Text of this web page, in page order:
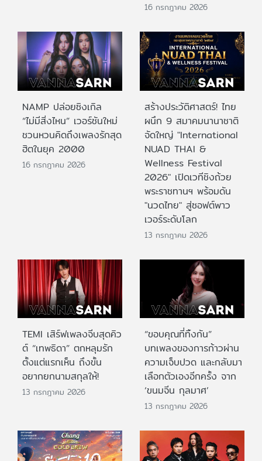
16 กรกฎาคม 2026
NAMP ปล่อยซิงเกิล
“ไม่มีสิ่งไหน” เวอร์ชันใหม่
ชวนหวนคิดถึงเพลงรักสุด
ฮิตในยุค 2000
16 กรกฎาคม 2026
สร้างประวัติศาสตร์! ไทย
ผนึก 9 สมาคมนานาชาติ
จัดใหญ่ "International
NUAD THAI &
Wellness Festival
2026" เปิดเวทีชิงถ้วย
พระราชทานฯ พร้อมดัน
"นวดไทย" สู่ซอฟต์พาว
เวอร์ระดับโลก
13 กรกฎาคม 2026
TEMI เสิร์ฟเพลงจีบสุดคิว
ต์ “เทพธิดา” ตกหลุมรัก
ตั้งแต่แรกเห็น ถึงขั้น
อยากยกนามสกุลให้!
13 กรกฎาคม 2026
“ขอบคุณที่ทิ้งกัน”
บทเพลงของการก้าวผ่าน
ความเจ็บปวด และกลับมา
เลือกตัวเองอีกครั้ง จาก
‘ขนมจีน กุลมาศ’
13 กรกฎาคม 2026